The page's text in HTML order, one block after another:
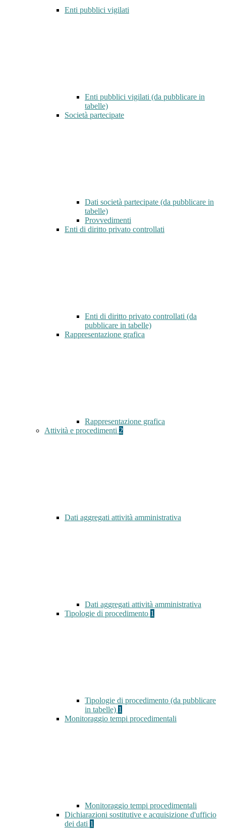
Enti pubblici vigilati
Enti pubblici vigilati (da pubblicare in
tabelle)
Società partecipate
Dati società partecipate (da pubblicare in
tabelle)
Provvedimenti
Enti di diritto privato controllati
Enti di diritto privato controllati (da
pubblicare in tabelle)
Rappresentazione grafica
Rappresentazione grafica
Attività e procedimenti 2
Dati aggregati attività amministrativa
Dati aggregati attività amministrativa
Tipologie di procedimento 1
Tipologie di procedimento (da pubblicare
in tabelle) 1
Monitoraggio tempi procedimentali
Monitoraggio tempi procedimentali
Dichiarazioni sostitutive e acquisizione d'ufficio
dei dati 1